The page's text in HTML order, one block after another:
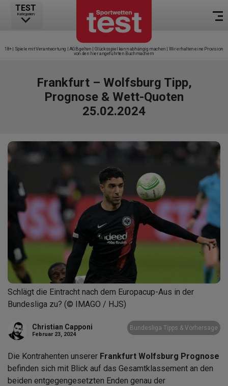
TEST
Kategorien
18+ | Spiele mit Verantwortung | AGB gelten | Glücksspiel kann abhängig machen | Wir erhalten eine Provision
von den hier angeführten Buchmachern
Frankfurt – Wolfsburg Tipp,
Prognose & Wett-Quoten
25.02.2024
Schlägt die Eintracht nach dem Europacup-Aus in der
Bundesliga zu? (© IMAGO / HJS)
Christian Capponi
Februar 23, 2024
Bundesliga Tipps & Vorhersage
Die Kontrahenten unserer Frankfurt Wolfsburg Prognose
befinden sich mit Blick auf das Gesamtklassement an den
beiden entgegengesetzten Enden genau der